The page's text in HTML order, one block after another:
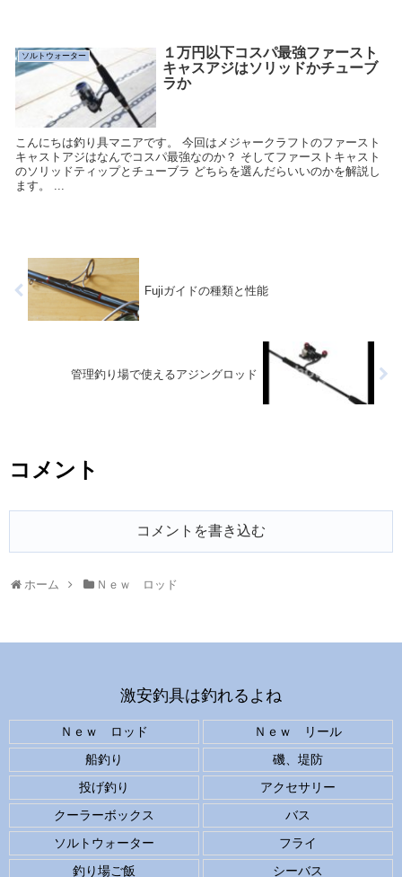
ソルトウォーター
１万円以下コスパ最強ファースト
キャスアジはソリッドかチューブ
ラか
こんにちは釣り具マニアです。 今回はメジャークラフトのファースト
キャストアジはなんでコスパ最強なのか？ そしてファーストキャスト
のソリッドティップとチューブラ どちらを選んだらいいのかを解説し
ます。 ...
Fujiガイドの種類と性能
管理釣り場で使えるアジングロッド
コメント
コメントを書き込む
ホーム Ｎｅｗ ロッド
激安釣具は釣れるよね
Ｎｅｗ ロッド
Ｎｅｗ リール
船釣り
磯、堤防
投げ釣り
アクセサリー
クーラーボックス
バス
ソルトウォーター
フライ
釣り場ご飯
シーバス